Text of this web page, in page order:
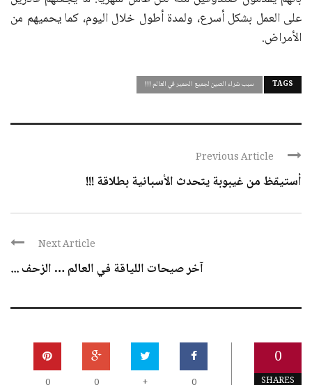
على العمل بشكل أسرع، ولمدة أطول خلال اليوم، كما يحميهم من
الأمراض.
TAGS سبب شراء الصين لجميع الحمير في العالم !!!
Previous Article
أستيقظ من غيبوبة يتحدث الأسبانية بطلاقة !!!
Next Article
آخر صيحات اللياقة في العالم … الزحف ...
0
SHARES